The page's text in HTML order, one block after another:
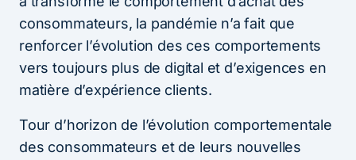
consommateurs, la pandémie n’a fait que
renforcer l’évolution des ces comportements
vers toujours plus de digital et d’exigences en
matière d’expérience clients.
Tour d’horizon de l’évolution comportementale
des consommateurs et de leurs nouvelles